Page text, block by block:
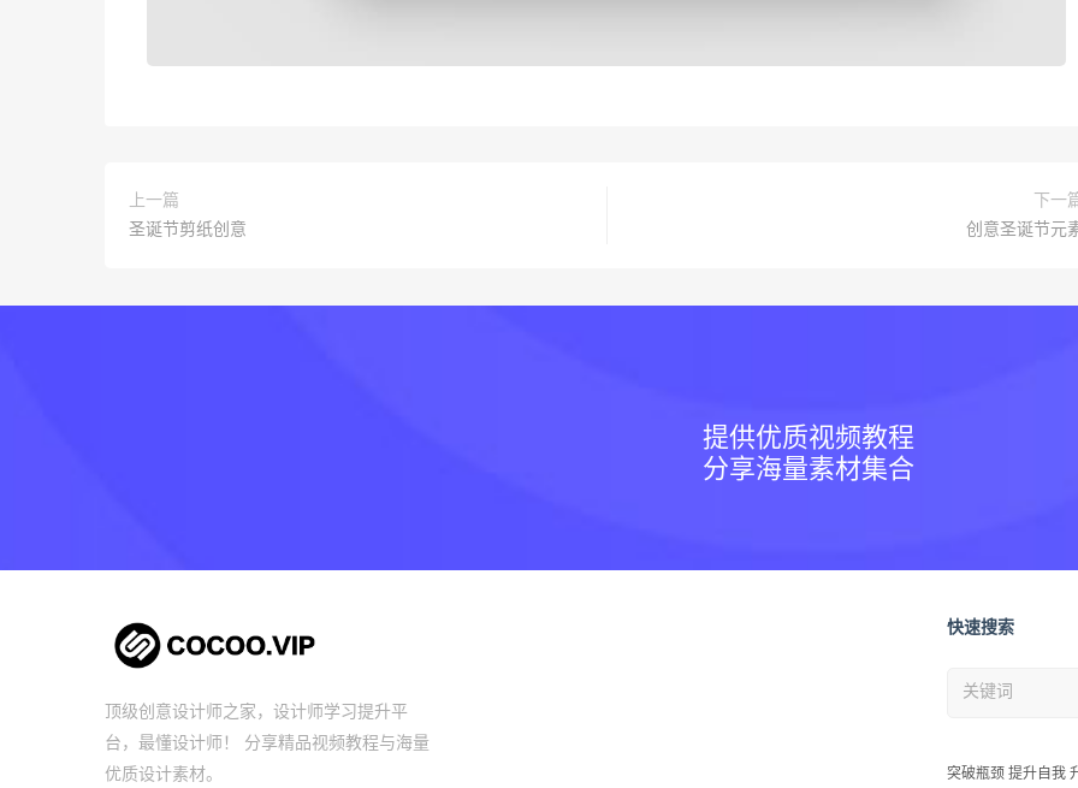
上一篇
圣诞节剪纸创意
下一
创意圣诞节元
提供优质视频教程
分享海量素材集合
顶级创意设计师之家，设计师学习提升平
台，最懂设计师！ 分享精品视频教程与海量
优质设计素材。
快速搜索
突破瓶颈 提升自我